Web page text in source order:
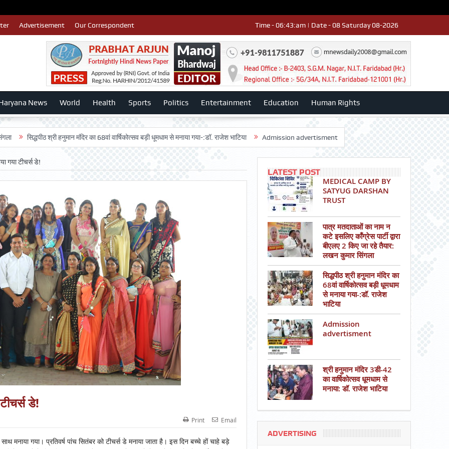
Advertisement Our Correspondent Time - 06:43:am | Date - 08 Saturday 08-2026
News World Health Sports Politics Entertainment Education Human Rights
श्री हनुमान मंदिर का 68वां वार्षिकोत्सव बड़ी धूमधाम से मनाया गया-:डॉ. राजेश भाटिया Admission advertisment श्री हनुमान मंदिर 3डी-42 का वार्षिकोत्सव धूमधाम से
गया टीचर्स डे!
डे!
Print Email
मनाया गया। प्रतिवर्ष पांच सितंबर को टीचर्स डे मनाया जाता है। इस दिन बच्चे हों चाहे बड़े
LATEST POST
MEDICAL CAMP BY
SATYUG DARSHAN
TRUST
पात्र मतदाताओं का नाम न
कटे इसलिए काँग्रेस पार्टी द्वारा
बीएलए 2 किए जा रहे तैयार:
लखन कुमार सिंगला
सिद्धपीठ श्री हनुमान मंदिर का
68वां वार्षिकोत्सव बड़ी धूमधाम
से मनाया गया-:डॉ. राजेश
भाटिया
Admission
advertisment
श्री हनुमान मंदिर 3डी-42
का वार्षिकोत्सव धूमधाम से
मनाया: डॉ. राजेश भाटिया
ADVERTISING